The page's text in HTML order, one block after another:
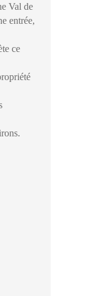
Val de
entrée,
ce